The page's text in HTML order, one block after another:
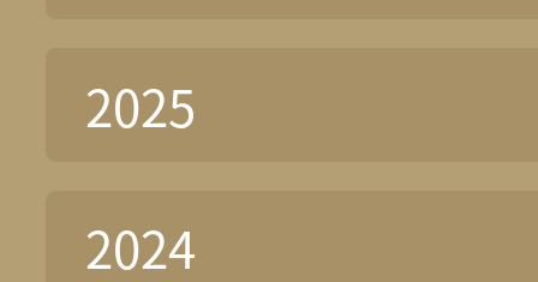
2025
2024